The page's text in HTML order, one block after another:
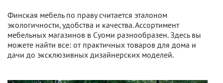
Финская мебель по праву считается эталоном
экологичности, удобства и качества. Ассортимент
мебельных магазинов в Суоми разнообразен. Здесь вы
можете найти все: от практичных товаров для дома и
дачи до эксклюзивных дизайнерских моделей.